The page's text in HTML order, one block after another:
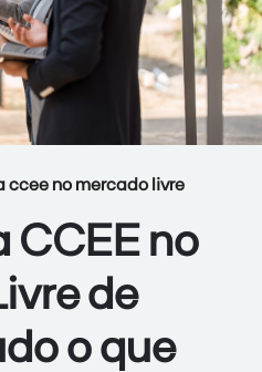
ccee no mercado livre
CCEE no
de
o que